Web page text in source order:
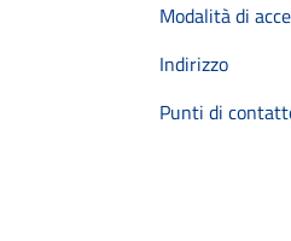
Modalità di
Indirizzo
Punti di